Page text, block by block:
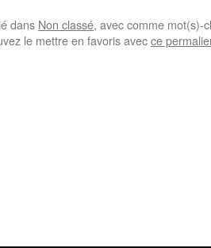
dans Non classé, avec comme mot(s)-
le mettre en favoris avecce